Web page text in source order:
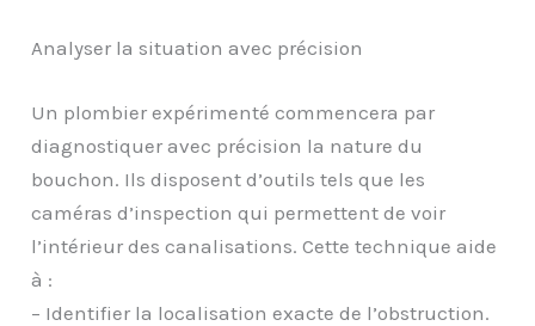
Analyser la situation avec précision
Un plombier expérimenté commencera par
diagnostiquer avec précision la nature du
bouchon. Ils disposent d’outils tels que les
caméras d’inspection qui permettent de voir
l’intérieur des canalisations. Cette technique aide
à :
– Identifier la localisation exacte de l’obstruction.